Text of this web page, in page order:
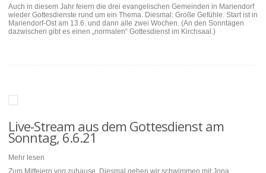
Auch in diesem Jahr feiern die drei evangelischen Gemeinden in Mariendorf
wieder Gottesdienste rund um ein Thema. Diesmal: Große Gefühle. Start ist in
Mariendorf-Ost am 13.6. und dann alle zwei Wochen. (An den Sonntagen
dazwischen gibt es einen „normalen“ Gottesdienst im Kirchsaal.)
Live-Stream aus dem Gottesdienst am
Sonntag, 6.6.21
Mehr lesen
Zum Mitfeiern von zuhause. Diesmal gehen wir schwimmen mit Jona.